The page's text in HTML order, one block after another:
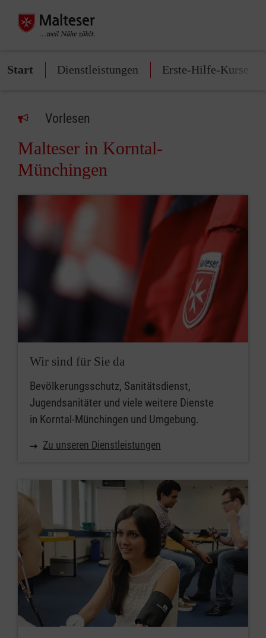
Start Dienstleistungen Erste-Hilfe-Kurse
Vorlesen
Malteser in Korntal-
Münchingen
Wir sind für Sie da
Bevölkerungsschutz, Sanitätsdienst,
Jugendsanitäter und viele weitere Dienste
in Korntal-Münchingen und Umgebung.
Zu unseren Dienstleistungen